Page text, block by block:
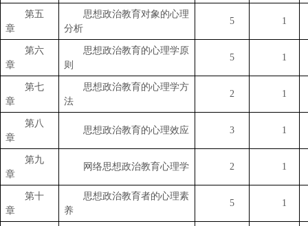
第五
章
思想政治教育对象的心理
分析
5 1
第六
章
思想政治教育的心理学原
则
5 1
第七
章
思想政治教育的心理学方
法
2 1
第八
章
思想政治教育的心理效应 3 1
第九
章
网络思想政治教育心理学 2 1
第十
章
思想政治教育者的心理素
养
5 1